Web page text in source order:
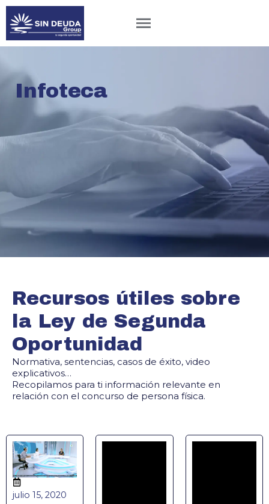
Infoteca
Recursos útiles sobre
la Ley de Segunda
Oportunidad
Normativa, sentencias, casos de éxito, video
explicativos…
Recopilamos para ti información relevante en
relación con el concurso de persona física.
julio 15, 2020